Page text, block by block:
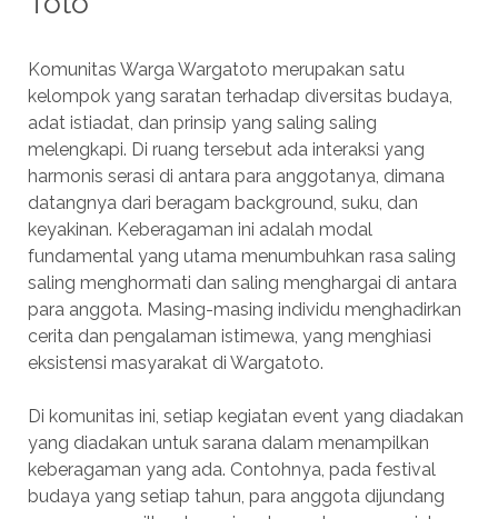
Komunitas Warga Wargatoto merupakan satu
kelompok yang saratan terhadap diversitas budaya,
adat istiadat, dan prinsip yang saling saling
melengkapi. Di ruang tersebut ada interaksi yang
harmonis serasi di antara para anggotanya, dimana
datangnya dari beragam background, suku, dan
keyakinan. Keberagaman ini adalah modal
fundamental yang utama menumbuhkan rasa saling
saling menghormati dan saling menghargai di antara
para anggota. Masing-masing individu menghadirkan
cerita dan pengalaman istimewa, yang menghiasi
eksistensi masyarakat di Wargatoto.
Di komunitas ini, setiap kegiatan event yang diadakan
yang diadakan untuk sarana dalam menampilkan
keberagaman yang ada. Contohnya, pada festival
budaya yang setiap tahun, para anggota dijundang